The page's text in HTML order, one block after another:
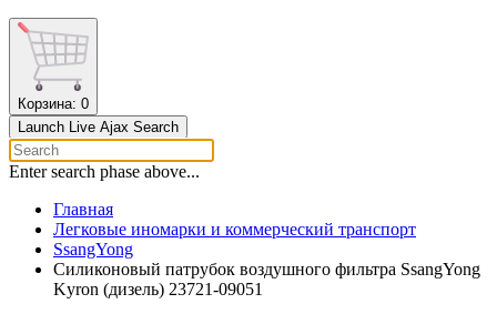
Корзина: 0
Launch Live Ajax Search
Enter search phase above...
Главная
Легковые иномарки и коммерческий транспорт
SsangYong
Силиконовый патрубок воздушного фильтра SsangYong
Kyron (дизель) 23721-09051